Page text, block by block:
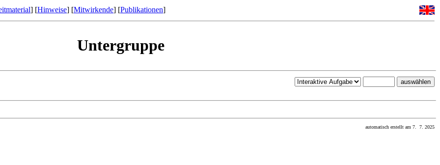
] [Hinweise] [Mitwirkende] [Publikationen]
Untergruppe
automatisch erstellt am 7. 7. 2025